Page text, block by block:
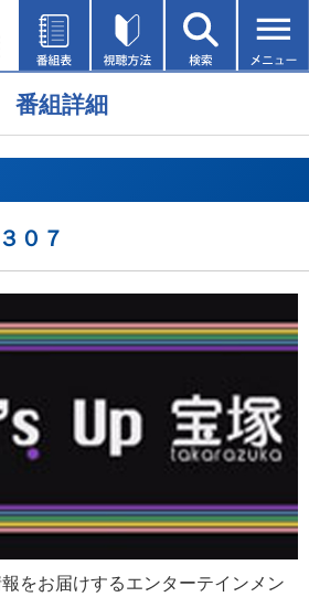
番組詳細
０７
をお届けするエンターテインメン